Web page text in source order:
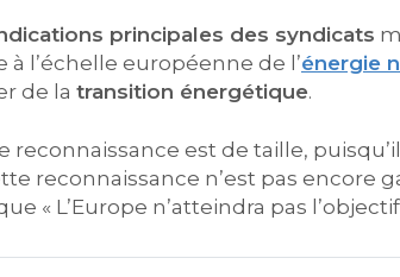
principales des syndicats
à l’échelle européenne de l’énergie
de la transition énergétique.
reconnaissance est de taille,
reconnaissance n’est pas encore
« L’Europe n’atteindra pas